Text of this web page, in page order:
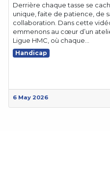
Derrière chaque tasse se
unique, faite de patience, de
collaboration. Dans cette
emmenons au cœur d’un
Ligue HMC, où chaque...
Handicap
6 May 2026